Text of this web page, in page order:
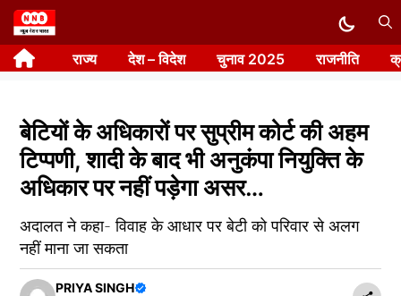
Skip
to
content राज्य देश – विदेश चुनाव 2025 राजनीति
बेटियों के अधिकारों पर सुप्रीम कोर्ट की अहम
टिप्पणी, शादी के बाद भी अनुकंपा नियुक्ति के
अधिकार पर नहीं पड़ेगा असर…
अदालत ने कहा- विवाह के आधार पर बेटी को परिवार से अलग
नहीं माना जा सकता
PRIYA SINGH